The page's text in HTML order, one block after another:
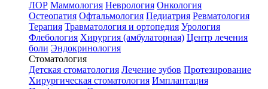
ЛОР Маммология Неврология Онкология
Остеопатия Офтальмология Педиатрия Ревматология
Терапия Травматология и ортопедия Урология
Флебология Хирургия (амбулаторная) Центр лечения
боли Эндокринология
Стоматология
Детская стоматология Лечение зубов Протезирование
Хирургическая стоматология Имплантация